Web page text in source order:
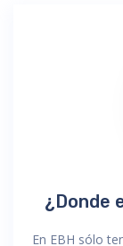
¿Donde
En EBH sólo